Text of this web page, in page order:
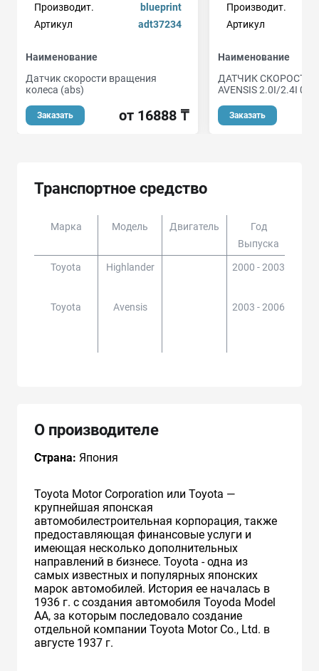
Производит.
blueprint
Артикул
adt37234
Наименование
Датчик скорости вращения
колеса (abs)
Заказать от 16888 ₸
Производит.
Артикул
Наименование
ДАТЧИК СКОРОСТИ
AVENSIS 2.0I/2.4I 03-
Заказать
Транспортное средство
Марка Модель Двигатель
Год
Выпуска
Toyota Highlander 2000 - 2003
Toyota
Avensis 2003 - 2006
О производителе
Страна: Япония
Toyota Motor Corporation или Toyota —
крупнейшая японская
автомобилестроительная корпорация, также
предоставляющая финансовые услуги и
имеющая несколько дополнительных
направлений в бизнесе. Toyota - одна из
самых известных и популярных японских
марок автомобилей. История ее началась в
1936 г. с создания автомобиля Toyoda Model
AA, за которым последовало создание
отдельной компании Toyota Motor Co., Ltd. в
августе 1937 г.